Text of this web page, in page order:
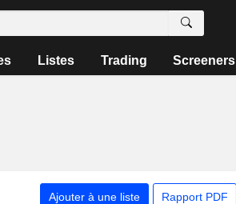
Listes Trading Screeners
Ajouter à une liste Rapport PDF